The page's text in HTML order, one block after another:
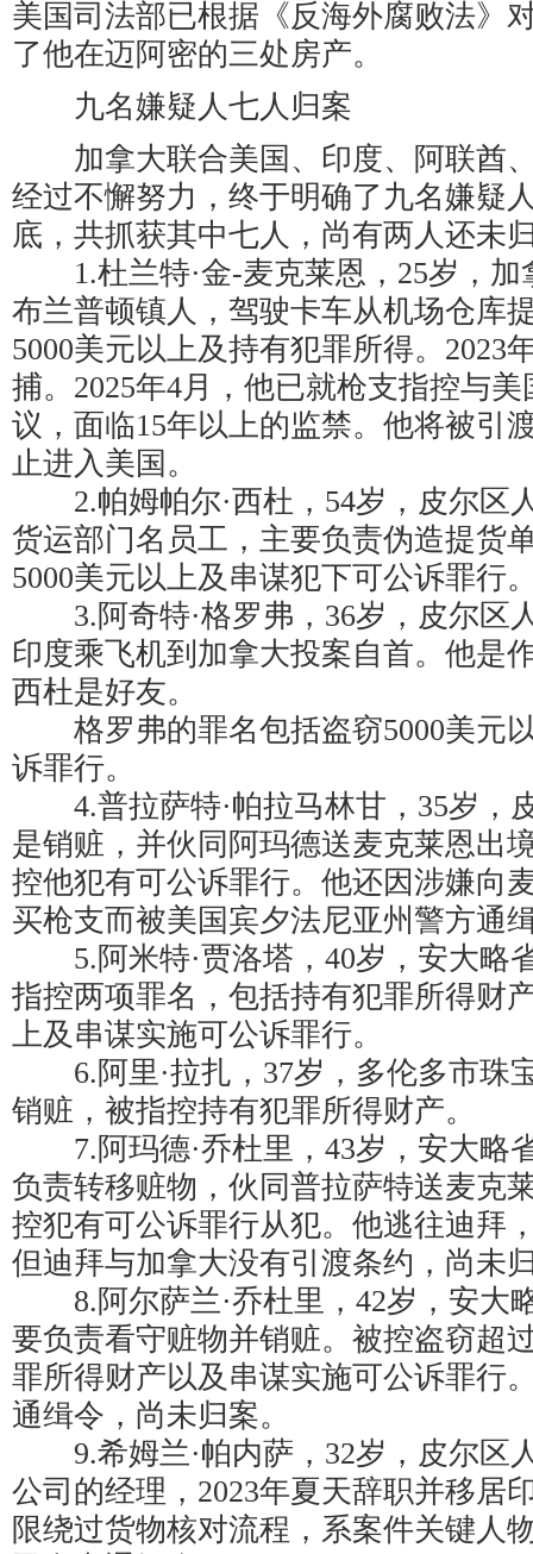
美国司法部已根据《反海外腐败法》
了他在迈阿密的三处房产。
九名嫌疑人七人归案
加拿大联合美国、印度、阿联酋
经过不懈努力，终于明确了九名嫌疑
底，共抓获其中七人，尚有两人还未
1.杜兰特·金-麦克莱恩，25岁，加
布兰普顿镇人，驾驶卡车从机场仓库
5000美元以上及持有犯罪所得。2023
捕。2025年4月，他已就枪支指控与
议，面临15年以上的监禁。他将被引
止进入美国。
2.帕姆帕尔·西杜，54岁，皮尔区
货运部门名员工，主要负责伪造提货
5000美元以上及串谋犯下可公诉罪行
3.阿奇特·格罗弗，36岁，皮尔区
印度乘飞机到加拿大投案自首。他是
西杜是好友。
格罗弗的罪名包括盗窃5000美元
诉罪行。
4.普拉萨特·帕拉马林甘，35岁，
是销赃，并伙同阿玛德送麦克莱恩出
控他犯有可公诉罪行。他还因涉嫌向
买枪支而被美国宾夕法尼亚州警方通
5.阿米特·贾洛塔，40岁，安大略
指控两项罪名，包括持有犯罪所得财
上及串谋实施可公诉罪行。
6.阿里·拉扎，37岁，多伦多市珠
销赃，被指控持有犯罪所得财产。
7.阿玛德·乔杜里，43岁，安大略
负责转移赃物，伙同普拉萨特送麦克
控犯有可公诉罪行从犯。他逃往迪拜
但迪拜与加拿大没有引渡条约，尚未
8.阿尔萨兰·乔杜里，42岁，安大
要负责看守赃物并销赃。被控盗窃超
罪所得财产以及串谋实施可公诉罪行
通缉令，尚未归案。
9.希姆兰·帕内萨，32岁，皮尔区
公司的经理，2023年夏天辞职并移居
限绕过货物核对流程，系案件关键人